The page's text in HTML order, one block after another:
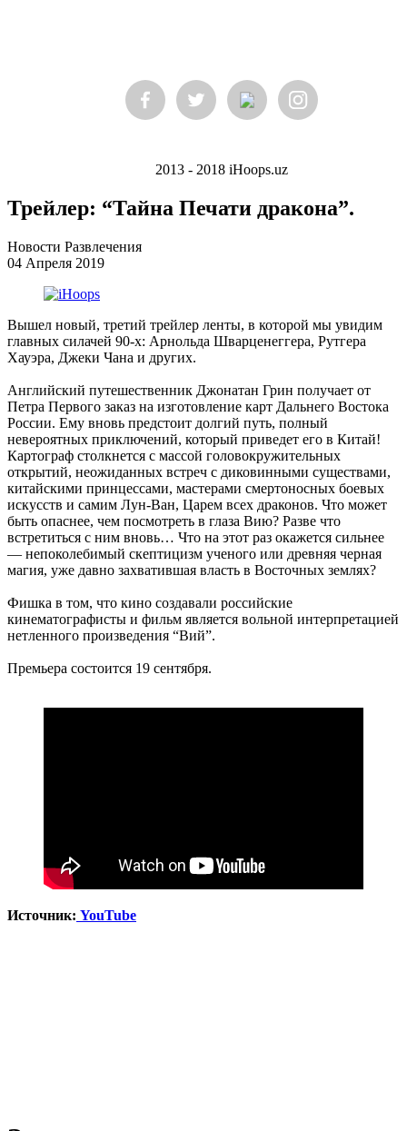
2013 - 2018 iHoops.uz
Трейлер: “Тайна Печати дракона”.
Новости Развлечения
04 Апреля 2019
Вышел новый, третий трейлер ленты, в которой мы увидим
главных силачей 90-х: Арнольда Шварценеггера, Рутгера
Хауэра, Джеки Чана и других.
Английский путешественник Джонатан Грин получает от
Петра Первого заказ на изготовление карт Дальнего Востока
России. Ему вновь предстоит долгий путь, полный
невероятных приключений, который приведет его в Китай!
Картограф столкнется с массой головокружительных
открытий, неожиданных встреч с диковинными существами,
китайскими принцессами, мастерами смертоносных боевых
искусств и самим Лун-Ван, Царем всех драконов. Что может
быть опаснее, чем посмотреть в глаза Вию? Разве что
встретиться с ним вновь… Что на этот раз окажется сильнее
— непоколебимый скептицизм ученого или древняя черная
магия, уже давно захватившая власть в Восточных землях?
Фишка в том, что кино создавали российские
кинематографисты и фильм является вольной интерпретацией
нетленного произведения “Вий”.
Премьера состоится 19 сентября.
Источник: YouTube